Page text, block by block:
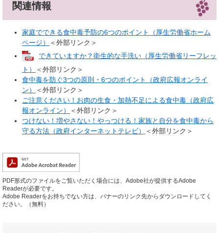
関連情報
家庭でできる食中毒予防の6つのポイント（厚生労働省ホーム
ページ）
＜外部リンク＞
できていますか？衛生的な手洗い（厚生労働省リーフレッ
ト）
＜外部リンク＞
食中毒を防ぐ3つの原則・6つのポイント（政府広報オンライ
ン）
＜外部リンク＞
ご注意ください！お肉の生食・加熱不足による食中毒（政府広
報オンライン）
＜外部リンク＞
つけない！増やさない！やっつける！家族と自分を食中毒から
守る方法（政府インターネットテレビ）
＜外部リンク＞
PDF形式のファイルをご覧いただく場合には、Adobe社が提供するAdobe
Readerが必要です。
Adobe Readerをお持ちでない方は、バナーのリンク先からダウンロードしてく
ださい。（無料）